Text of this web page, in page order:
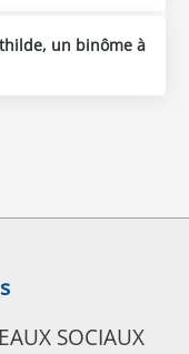
un binôme à
SOCIAUX